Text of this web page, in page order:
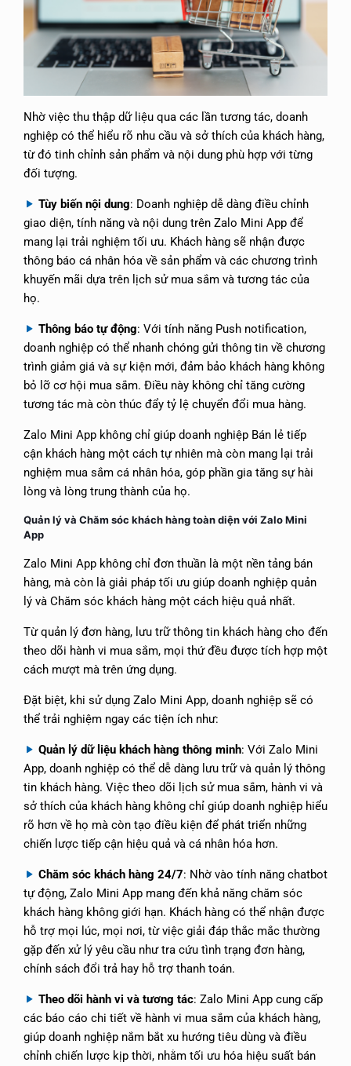
Nhờ việc thu thập dữ liệu qua các lần tương tác, doanh
nghiệp có thể hiểu rõ nhu cầu và sở thích của khách hàng,
từ đó tinh chỉnh sản phẩm và nội dung phù hợp với từng
đối tượng.
Tùy biến nội dung: Doanh nghiệp dễ dàng điều chỉnh
giao diện, tính năng và nội dung trên Zalo Mini App để
mang lại trải nghiệm tối ưu. Khách hàng sẽ nhận được
thông báo cá nhân hóa về sản phẩm và các chương trình
khuyến mãi dựa trên lịch sử mua sắm và tương tác của
họ.
Thông báo tự động: Với tính năng Push notification,
doanh nghiệp có thể nhanh chóng gửi thông tin về chương
trình giảm giá và sự kiện mới, đảm bảo khách hàng không
bỏ lỡ cơ hội mua sắm. Điều này không chỉ tăng cường
tương tác mà còn thúc đẩy tỷ lệ chuyển đổi mua hàng.
Zalo Mini App không chỉ giúp doanh nghiệp Bán lẻ tiếp
cận khách hàng một cách tự nhiên mà còn mang lại trải
nghiệm mua sắm cá nhân hóa, góp phần gia tăng sự hài
lòng và lòng trung thành của họ.
Quản lý và Chăm sóc khách hàng toàn diện với Zalo Mini
App
Zalo Mini App không chỉ đơn thuần là một nền tảng bán
hàng, mà còn là giải pháp tối ưu giúp doanh nghiệp quản
lý và Chăm sóc khách hàng một cách hiệu quả nhất.
Từ quản lý đơn hàng, lưu trữ thông tin khách hàng cho đến
theo dõi hành vi mua sắm, mọi thứ đều được tích hợp một
cách mượt mà trên ứng dụng.
Đặt biệt, khi sử dụng Zalo Mini App, doanh nghiệp sẽ có
thể trải nghiệm ngay các tiện ích như:
Quản lý dữ liệu khách hàng thông minh: Với Zalo Mini
App, doanh nghiệp có thể dễ dàng lưu trữ và quản lý thông
tin khách hàng. Việc theo dõi lịch sử mua sắm, hành vi và
sở thích của khách hàng không chỉ giúp doanh nghiệp hiểu
rõ hơn về họ mà còn tạo điều kiện để phát triển những
chiến lược tiếp cận hiệu quả và cá nhân hóa hơn.
Chăm sóc khách hàng 24/7: Nhờ vào tính năng chatbot
tự động, Zalo Mini App mang đến khả năng chăm sóc
khách hàng không giới hạn. Khách hàng có thể nhận được
hỗ trợ mọi lúc, mọi nơi, từ việc giải đáp thắc mắc thường
gặp đến xử lý yêu cầu như tra cứu tình trạng đơn hàng,
chính sách đổi trả hay hỗ trợ thanh toán.
Theo dõi hành vi và tương tác: Zalo Mini App cung cấp
các báo cáo chi tiết về hành vi mua sắm của khách hàng,
giúp doanh nghiệp nắm bắt xu hướng tiêu dùng và điều
chỉnh chiến lược kịp thời, nhằm tối ưu hóa hiệu suất bán